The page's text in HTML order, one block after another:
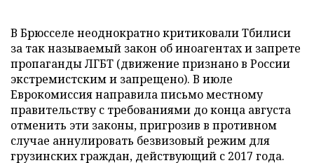
В Брюсселе неоднократно критиковали Тбилиси
за так называемый закон об иноагентах и запрете
пропаганды ЛГБТ (движение признано в России
экстремистским и запрещено). В июле
Еврокомиссия направила письмо местному
правительству с требованиями до конца августа
отменить эти законы, пригрозив в противном
случае аннулировать безвизовый режим для
грузинских граждан, действующий с 2017 года.